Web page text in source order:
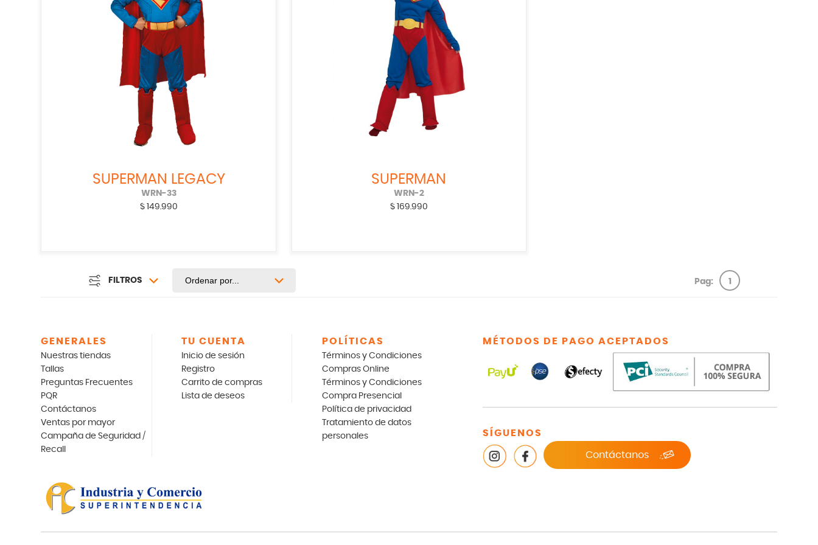
SUPERMAN LEGACY
WRN-33
$149.990
SUPERMAN
WRN-2
$169.990
FILTROS Pag: 1
GENERALES
Nuestras tiendas
Tallas
Preguntas Frecuentes
PQR
Contáctanos
Ventas por mayor
Campaña de Seguridad /
Recall
TU CUENTA
Inicio de sesión
Registro
Carrito de compras
Lista de deseos
POLÍTICAS
Términos y Condiciones
Compras Online
Términos y Condiciones
Compra Presencial
Política de privacidad
Tratamiento de datos
personales
MÉTODOS DE PAGO ACEPTADOS
SÍGUENOS
Contáctanos